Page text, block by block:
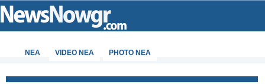
ΝΕΑ VIDEO NEA PHOTO NEA